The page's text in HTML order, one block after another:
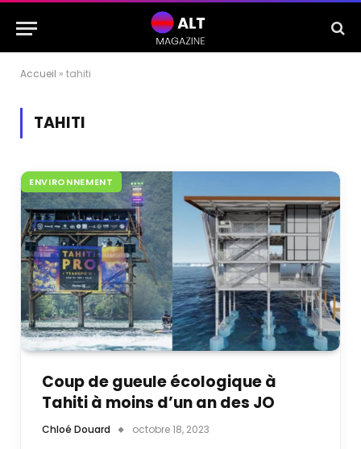
Accueil » tahiti
TAHITI
ENVIRONNEMENT
Coup de gueule écologique à
Tahiti à moins d’un an des JO
Chloé Douard octobre 18, 2023